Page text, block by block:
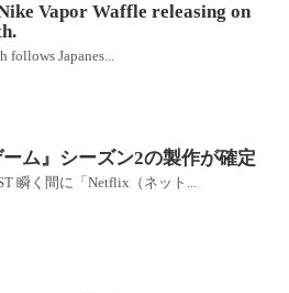
Vapor Waffle releasing on
follows Japanes...
ーム』シーズン2の製作が確定
瞬く間に「Netflix（ネット...